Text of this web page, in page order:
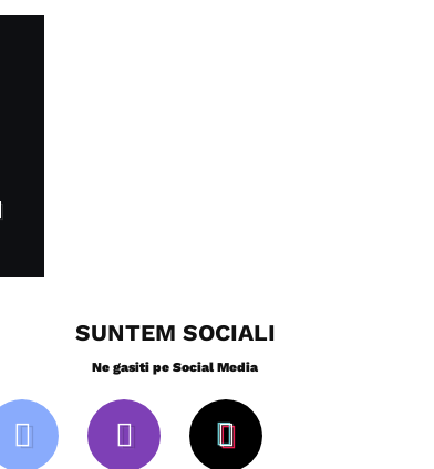
SUNTEM SOCIALI
Ne gasiti pe Social Media